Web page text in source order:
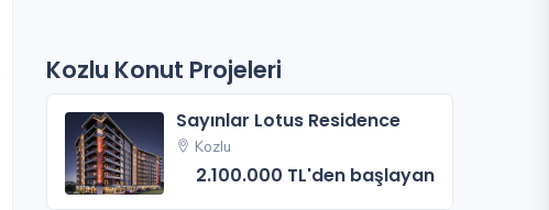
Kozlu Konut Projeleri
Sayınlar Lotus Residence
Kozlu
2.100.000 TL'den başlayan